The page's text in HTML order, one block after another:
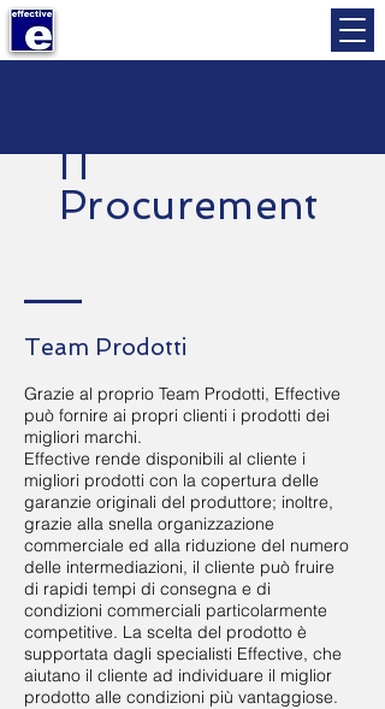
IT
Procurement
Team Prodotti
Grazie al proprio Team Prodotti, Effective
può fornire ai propri clienti i prodotti dei
migliori marchi.
Effective rende disponibili al cliente i
migliori prodotti con la copertura delle
garanzie originali del produttore; inoltre,
grazie alla snella organizzazione
commerciale ed alla riduzione del numero
delle intermediazioni, il cliente può fruire
di rapidi tempi di consegna e di
condizioni commerciali particolarmente
competitive. La scelta del prodotto è
supportata dagli specialisti Effective, che
aiutano il cliente ad individuare il miglior
prodotto alle condizioni più vantaggiose.